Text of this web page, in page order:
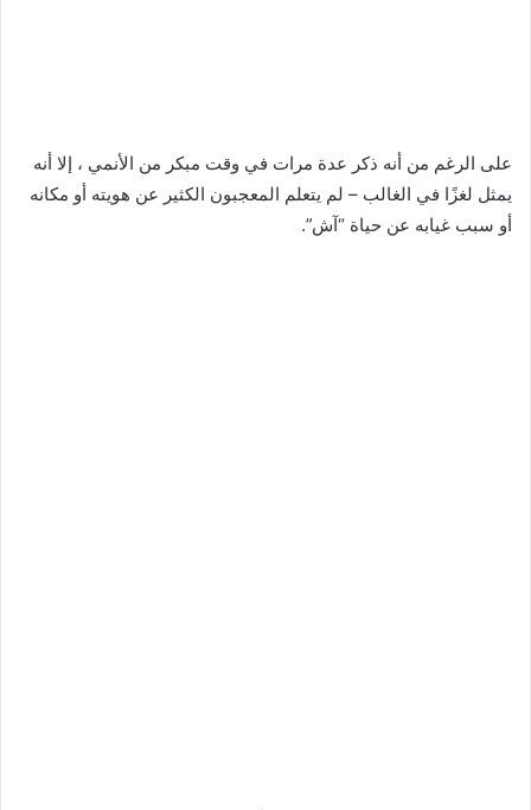
على الرغم من أنه ذكر عدة مرات في وقت مبكر من الأنمي ، إلا أنه
يمثل لغزًا في الغالب – لم يتعلم المعجبون الكثير عن هويته أو مكانه
أو سبب غيابه عن حياة “آش”.